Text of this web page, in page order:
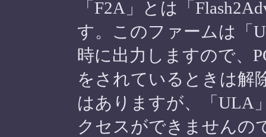
「F2A」とは「
す。このファームは「
時に出力しますので、
をされているときは解
はありますが、「ULA
クセスができませんの